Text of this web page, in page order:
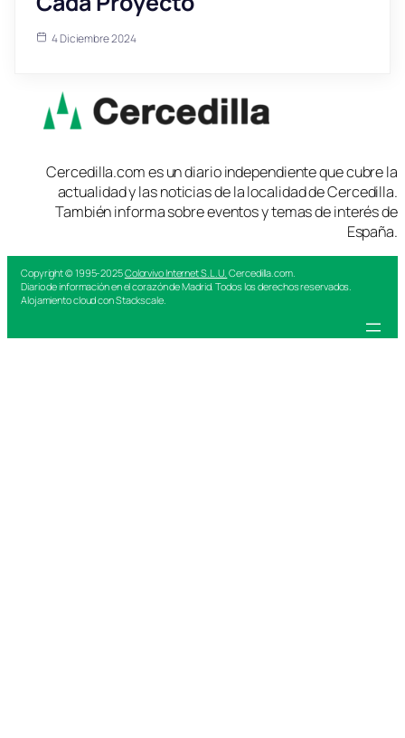
4 Diciembre 2024
Cercedilla.com es un diario independiente que cubre la
actualidad y las noticias de la localidad de Cercedilla.
También informa sobre eventos y temas de interés de
España.
Copyright © 1995-2025Colorvivo Internet S.L.U. Cercedilla.com.
Diario de información en el corazón de Madrid. Todos los derechos reservados.
Alojamiento cloud con Stackscale.